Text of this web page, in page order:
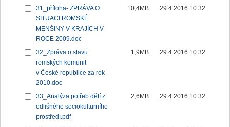
31_příloha- ZPRÁVA O
SITUACI ROMSKÉ
MENŠINY V KRAJÍCH V
ROCE 2009.doc
10,4MB 29.4.2016 10:32
32_Zpráva o stavu
romských komunit
v České republice za rok
2010.doc
1,9MB 29.4.2016 10:32
33_Analýza potřeb dětí z
odlišného sociokulturního
prostředí.pdf
2,6MB 29.4.2016 10:32